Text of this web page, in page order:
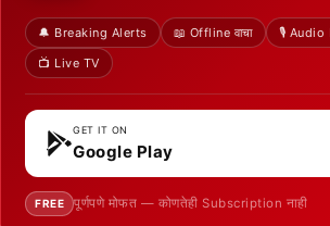
🔔 Breaking Alerts 📖 Offline वाचा
🎙️ Audio
📺 Live TV
GET IT ON
Google Play
FREE पूर्णपणे मोफत — कोणतेही Subscription नाही